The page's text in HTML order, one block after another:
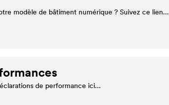
modèle de bâtiment numérique ? Suivez ce lien...
de performance ici...